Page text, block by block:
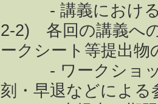
- 講義における
2-2) 各回の講義へ
ークシート等提出物
- ワークショッ
刻・早退などによる